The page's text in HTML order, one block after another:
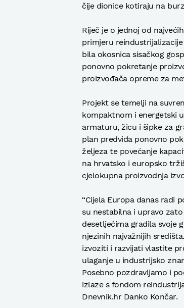
čije dionice kotiraju na
Riječ je o jednoj od
primjeru
bila okosnica sisačkog
ponovno pokretanje
proizvođača opreme za
Projekt se temelji na
kompaktnom i energetski
armaturu, žicu i šipke za
plan predviđa ponovno
željeza te povećanje
na hrvatsko i europsko
cjelokupna proizvodnja
“Cijela Europa danas radi
su nestabilna i upravo
desetljećima gradila svoje
njezinih najvažnijih
izvoziti i razvijati vlastite
ulaganje u industrijsko
Posebno pozdravljamo i
izlaze s fondom
Dnevnik.hr Danko Končar.